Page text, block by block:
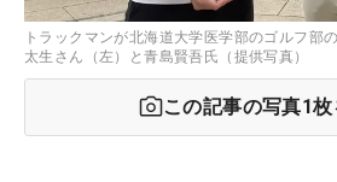
トラックマンが北海道大学医学部のゴルフ部
太生さん（左）と青島賢吾氏（提供写真）
この記事の写真1枚